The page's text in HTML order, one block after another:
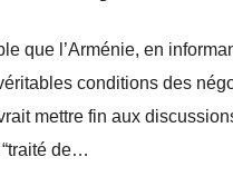
que l’Arménie, en
conditions des
mettre fin aux
de…